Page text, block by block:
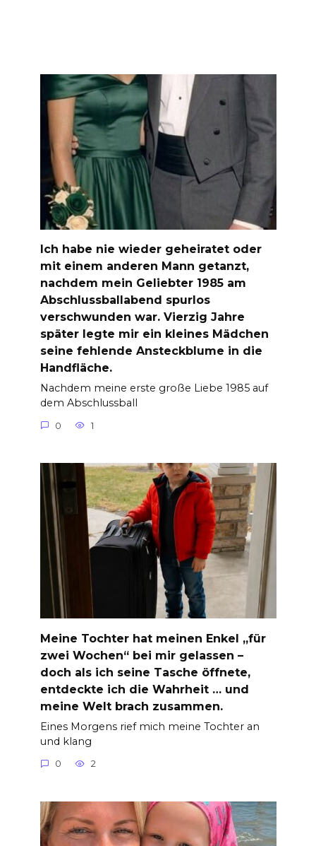
Ich habe nie wieder geheiratet oder
mit einem anderen Mann getanzt,
nachdem mein Geliebter 1985 am
Abschlussballabend spurlos
verschwunden war. Vierzig Jahre
später legte mir ein kleines Mädchen
seine fehlende Ansteckblume in die
Handfläche.
Nachdem meine erste große Liebe 1985 auf
dem Abschlussball
0 1
Meine Tochter hat meinen Enkel „für
zwei Wochen“ bei mir gelassen –
doch als ich seine Tasche öffnete,
entdeckte ich die Wahrheit … und
meine Welt brach zusammen.
Eines Morgens rief mich meine Tochter an
und klang
0 2